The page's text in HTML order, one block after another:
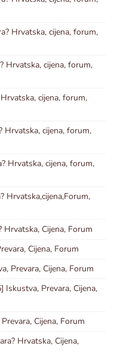
Hrvatska, cijena, forum,
Hrvatska, cijena, forum,
cijena, forum,
Hrvatska, cijena, forum,
Hrvatska, cijena, forum,
Hrvatska,cijena,Forum,
Hrvatska, Cijena, Forum
Cijena, Forum
Prevara, Cijena, Forum
Prevara, Cijena,
Cijena, Forum
Hrvatska, Cijena,